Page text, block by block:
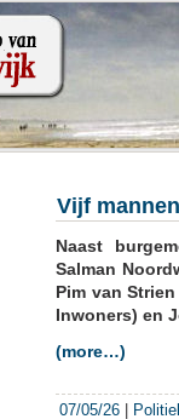
Vijf
Naast
Salman
Pim van
Inwoners) en
(more…)
07/05/26